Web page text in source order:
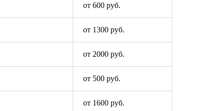
от 600 руб.
от 1300 руб.
от 2000 руб.
от 500 руб.
от 1600 руб.